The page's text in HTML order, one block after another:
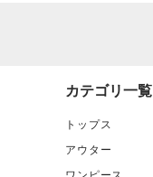
カテゴリ一覧
トップス
アウター